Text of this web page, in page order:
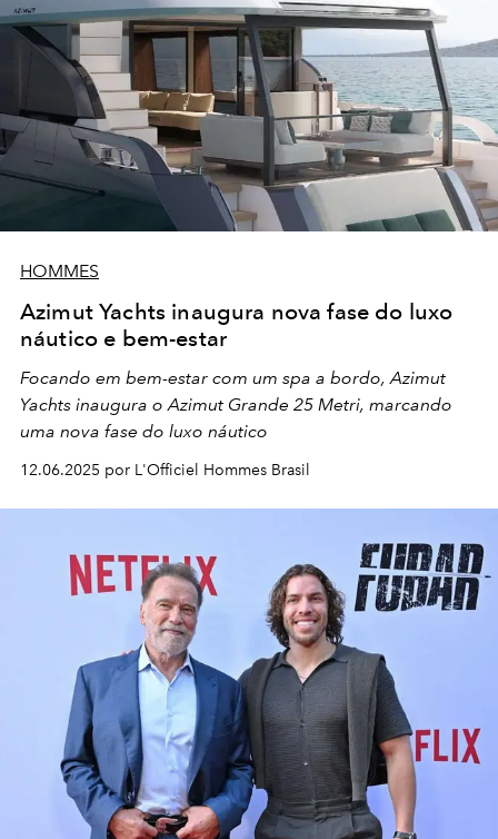
HOMMES
Azimut Yachts inaugura nova fase do luxo
náutico e bem-estar
Focando em bem-estar com um spa a bordo, Azimut
Yachts inaugura o Azimut Grande 25 Metri, marcando
uma nova fase do luxo náutico
12.06.2025 por L'Officiel Hommes Brasil